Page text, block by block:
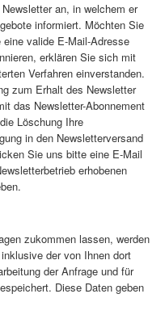
an, in welchem er
informiert. Möchten Sie
valide E-Mail-Adresse
erklären Sie sich mit
Verfahren einverstanden.
zum Erhalt des Newsletter
das Newsletter-Abonnement
Löschung Ihre
in den Newsletterversand
Sie uns bitte eine E-Mail
erhobenen
zukommen lassen, werden
der von Ihnen dort
der Anfrage und für
Diese Daten geben